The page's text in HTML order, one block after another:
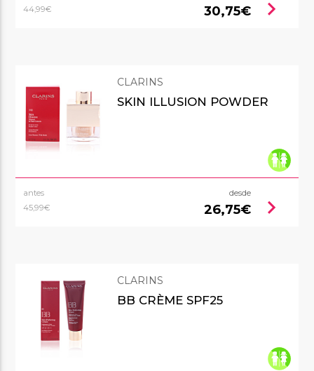
44,99€
30,75€ chevron_right
CLARINS
SKIN ILLUSION POWDER
antes
45,99€
desde
26,75€ chevron_right
CLARINS
BB CRÈME SPF25